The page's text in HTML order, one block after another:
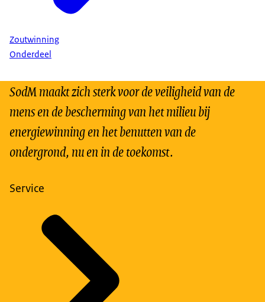
Zoutwinning
Onderdeel
SodM maakt zich sterk voor de veiligheid van de
mens en de bescherming van het milieu bij
energiewinning en het benutten van de
ondergrond, nu en in de toekomst.
Service